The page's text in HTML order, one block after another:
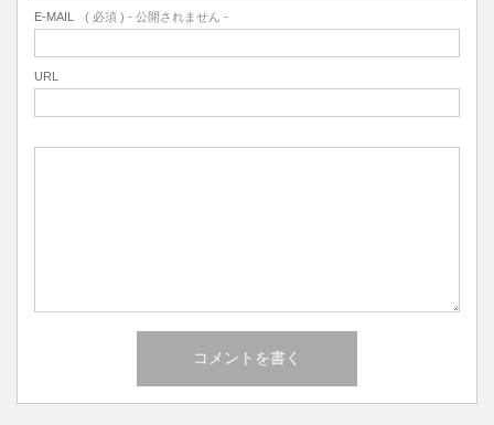
E-MAIL ( 必須 ) - 公開されません -
URL